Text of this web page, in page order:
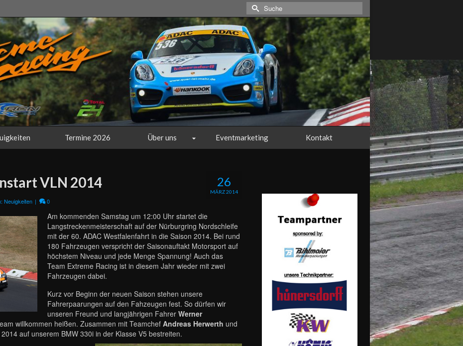
Suche
nach:
Termine 2026 Über uns Eventmarketing Kontakt
26
MÄRZ 2014
VLN 2014
Neuigkeiten | 0
Am kommenden Samstag um 12:00 Uhr startet die
Langstreckenmeisterschaft auf der Nürburgring Nordschleife
mit der 60. ADAC Westfalenfahrt in die Saison 2014. Bei rund
180 Fahrzeugen verspricht der Saisonauftakt Motorsport auf
höchstem Niveau und jede Menge Spannung! Auch das
Team Extreme Racing ist in diesem Jahr wieder mit zwei
Fahrzeugen dabei.
Kurz vor Beginn der neuen Saison stehen unsere
Fahrerpaarungen auf den Fahzeugen fest. So dürfen wir
unseren Freund und langjährigen Fahrer Werner
willkommen heißen. Zusammen mit Teamchef Andreas Herwerth und
auf unserem BMW 330i in der Klasse V5 bestreiten.